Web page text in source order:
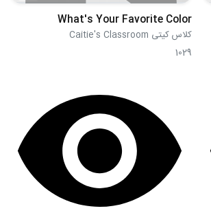
What's Your Favorite Color
کلاس کیتی Caitie's Classroom
1029